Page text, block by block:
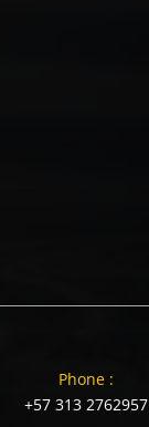
Phone :
+57 313 2762957